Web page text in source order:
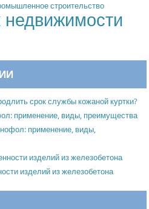
строительство
недвижимости
срок службы кожаной куртки?
применение, виды, преимущества
применение, виды,
изделий из железобетона
изделий из железобетона